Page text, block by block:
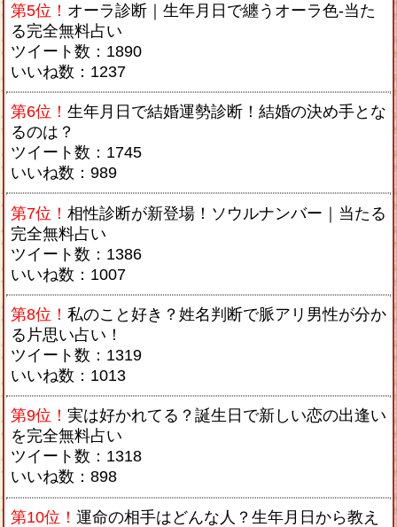
第5位！ オーラ診断｜生年月日で纏うオーラ色-当た
る完全無料占い
ツイート数：1890
いいね数：1237
第6位！ 生年月日で結婚運勢診断！結婚の決め手とな
るのは？
ツイート数：1745
いいね数：989
第7位！ 相性診断が新登場！ソウルナンバー｜当たる
完全無料占い
ツイート数：1386
いいね数：1007
第8位！ 私のこと好き？姓名判断で脈アリ男性が分か
る片思い占い！
ツイート数：1319
いいね数：1013
第9位！ 実は好かれてる？誕生日で新しい恋の出逢い
を完全無料占い
ツイート数：1318
いいね数：898
第10位！ 運命の相手はどんな人？生年月日から教え